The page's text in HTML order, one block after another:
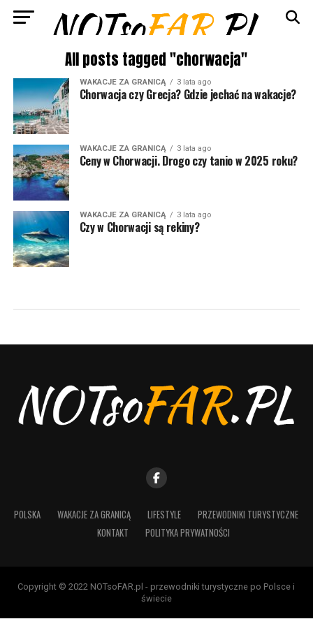
All posts tagged "chorwacja"
WAKACJE ZA GRANICĄ 3 lata ago
Chorwacja czy Grecja? Gdzie jechać na wakacje?
WAKACJE ZA GRANICĄ 3 lata ago
Ceny w Chorwacji. Drogo czy tanio w 2025 roku?
WAKACJE ZA GRANICĄ 3 lata ago
Czy w Chorwacji są rekiny?
POLSKA WAKACJE ZA GRANICĄ LIFESTYLE
PRZEWODNIKI TURYSTYCZNE
KONTAKT
POLITYKA PRYWATNOŚCI
Copyright © 2022 NOTsoFAR.pl - przewodniki turystyczne po Polsce i
świecie